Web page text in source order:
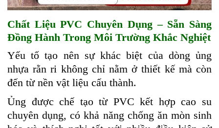
Chất Liệu PVC Chuyên Dụng – Sẵn Sàng
Đồng Hành Trong Môi Trường Khắc Nghiệt
Yếu tố tạo nên sự khác biệt của dòng ủng
nhựa rằn ri không chỉ nằm ở thiết kế mà còn
đến từ nền vật liệu cấu thành.
Ủng được chế tạo từ PVC kết hợp cao su
chuyên dụng, có khả năng chống ăn mòn sinh